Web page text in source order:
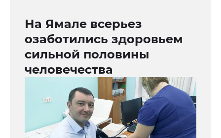
На Ямале всерьез
озаботились здоровьем
сильной половины
человечества